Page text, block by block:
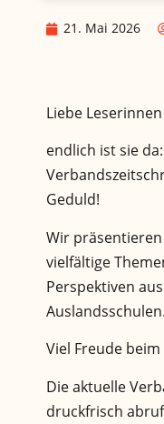
21. Mai 2026
Liebe
endlich ist sie
Geduld!
Wir
vielfältige
Perspektiven
Auslandsschulen.
Viel Freude beim
Die aktuelle
druckfrisch